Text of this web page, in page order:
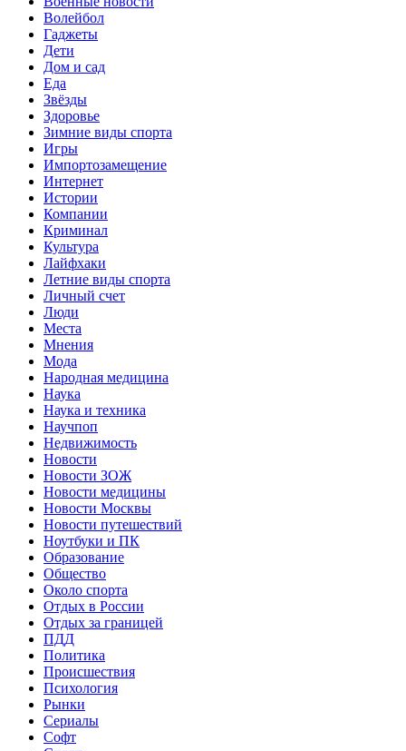
Волейбол
Гаджеты
Дети
Дом и сад
Еда
Звёзды
Здоровье
Зимние виды спорта
Игры
Импортозамещение
Интернет
Истории
Компании
Криминал
Культура
Лайфхаки
Летние виды спорта
Личный счет
Люди
Места
Мнения
Мода
Народная медицина
Наука
Наука и техника
Научпоп
Недвижимость
Новости
Новости ЗОЖ
Новости медицины
Новости Москвы
Новости путешествий
Ноутбуки и ПК
Образование
Общество
Около спорта
Отдых в России
Отдых за границей
ПДД
Политика
Происшествия
Психология
Рынки
Сериалы
Софт